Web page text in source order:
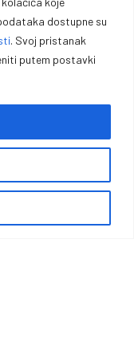
dostupne su
. Svoj pristanak
putem postavki
i entuzijaste. U
municiju i prateću
Opći uvjeti poslovanja